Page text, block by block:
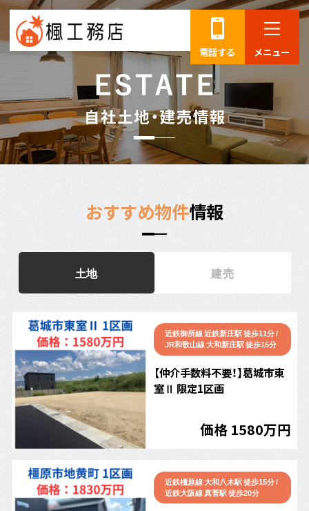
電話する メニュー
自社土地・建売情報
おすすめ物件情報
土地 建売
近鉄御所線 近鉄新庄駅 徒歩11分 /
JR和歌山線 大和新庄駅 徒歩15分
【仲介手数料不要！】葛城市東
室Ⅱ 限定1区画
価格 1580万円
近鉄橿原線 大和八木駅 徒歩15分 /
近鉄大阪線 真菅駅 徒歩20分